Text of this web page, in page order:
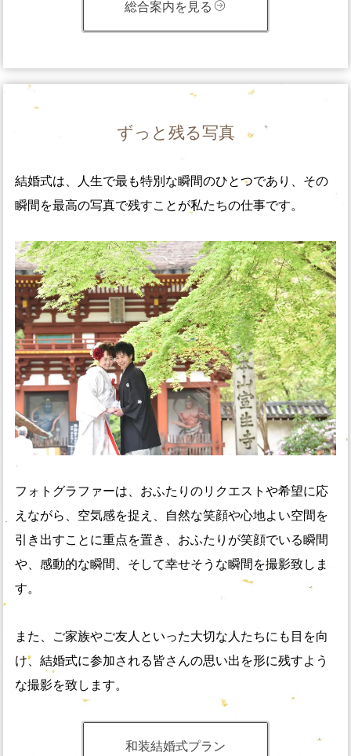
総合案内を見る
ずっと残る写真
結婚式は、人生で最も特別な瞬間のひとつであり、その
瞬間を最高の写真で残すことが私たちの仕事です。
フォトグラファーは、おふたりのリクエストや希望に応
えながら、空気感を捉え、自然な笑顔や心地よい空間を
引き出すことに重点を置き、おふたりが笑顔でいる瞬間
や、感動的な瞬間、そして幸せそうな瞬間を撮影致しま
す。
また、ご家族やご友人といった大切な人たちにも目を向
け、結婚式に参加される皆さんの思い出を形に残すよう
な撮影を致します。
和装結婚式プラン